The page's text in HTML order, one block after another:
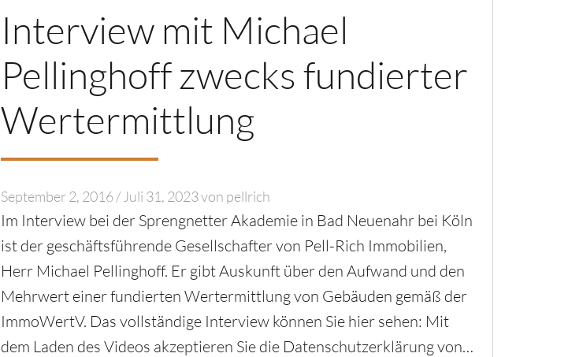
Interview mit Michael
Pellinghoff zwecks fundierter
Wertermittlung
September 2, 2016/ Juli 31, 2023von pellrich
Im Interview bei der Sprengnetter Akademie in Bad Neuenahr bei Köln
ist der geschäftsführende Gesellschafter von Pell-Rich Immobilien,
Herr Michael Pellinghoff. Er gibt Auskunft über den Aufwand und den
Mehrwert einer fundierten Wertermittlung von Gebäuden gemäß der
ImmoWertV. Das vollständige Interview können Sie hier sehen: Mit
dem Laden des Videos akzeptieren Sie die Datenschutzerklärung von…